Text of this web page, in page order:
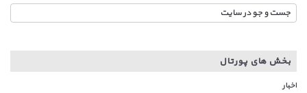
بخش های پورتال
اخبار